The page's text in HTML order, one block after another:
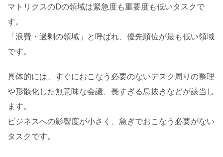
マトリクスのDの領域は緊急度も重要度も低いタスクで
す。
「浪費・過剰の領域」と呼ばれ、優先順位が最も低い領域
です。
具体的には、すぐにおこなう必要のないデスク周りの整理
や形骸化した無意味な会議、長すぎる息抜きなどが該当し
ます。
ビジネスへの影響度が小さく、急ぎでおこなう必要がない
タスクです。